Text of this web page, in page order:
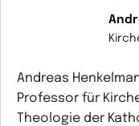
Andreas
Professor für
Theologie der